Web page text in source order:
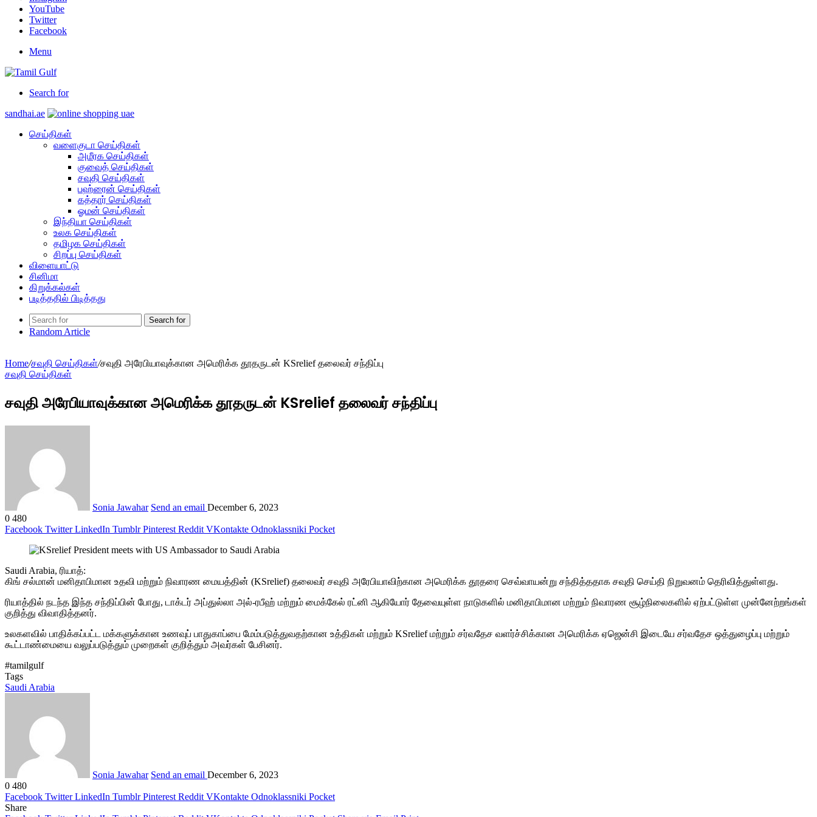
YouTube
Twitter
Facebook
Menu
Search for
sandhai.ae
செய்திகள்
வளைகுடா செய்திகள்
அமீரக செய்திகள்
குவைத் செய்திகள்
சவுதி செய்திகள்
பஹ்ரைன் செய்திகள்
கத்தார் செய்திகள்
ஓமன் செய்திகள்
இந்தியா செய்திகள்
உலக செய்திகள்
தமிழக செய்திகள்
சிறப்பு செய்திகள்
விளையாட்டு
சினிமா
கிறுக்கல்கள்
படித்ததில் பிடித்தது
Search for
Random Article
Home/சவுதி செய்திகள்/சவுதி அரேபியாவுக்கான அமெரிக்க தூதருடன் KSrelief தலைவர் சந்திப்பு
சவுதி செய்திகள்
சவுதி அரேபியாவுக்கான அமெரிக்க தூதருடன் KSrelief தலைவர் சந்திப்பு
Sonia Jawahar Send an email December 6, 2023
0 480
Facebook Twitter LinkedIn Tumblr Pinterest Reddit VKontakte Odnoklassniki Pocket
Saudi Arabia, ரியாத்:
கிங் சல்மான் மனிதாபிமான உதவி மற்றும் நிவாரண மையத்தின் (KSrelief) தலைவர் சவுதி அரேபியாவிற்கான அமெரிக்க தூதரை செவ்வாயன்று சந்தித்ததாக சவுதி செய்தி நிறுவனம் தெரிவித்துள்ளது.
ரியாத்தில் நடந்த இந்த சந்திப்பின் போது, ​​டாக்டர் அப்துல்லா அல்-ரபீஹ் மற்றும் மைக்கேல் ரட்னி ஆகியோர் தேவையுள்ள நாடுகளில் மனிதாபிமான மற்றும் நிவாரண சூழ்நிலைகளில் ஏற்பட்டுள்ள முன்னேற்றங்கள்
குறித்து விவாதித்தனர்.
உலகளவில் பாதிக்கப்பட்ட மக்களுக்கான உணவுப் பாதுகாப்பை மேம்படுத்துவதற்கான உத்திகள் மற்றும் KSrelief மற்றும் சர்வதேச வளர்ச்சிக்கான அமெரிக்க ஏஜென்சி இடையே சர்வதேச ஒத்துழைப்பு மற்றும்
கூட்டாண்மையை வலுப்படுத்தும் முறைகள் குறித்தும் அவர்கள் பேசினர்.
#tamilgulf
Tags
Saudi Arabia
Sonia Jawahar Send an email December 6, 2023
0 480
Facebook Twitter LinkedIn Tumblr Pinterest Reddit VKontakte Odnoklassniki Pocket
Share